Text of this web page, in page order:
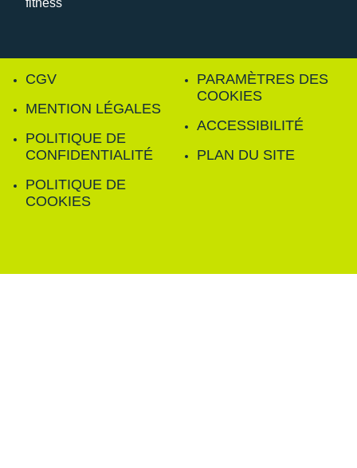
CGV
MENTION LÉGALES
POLITIQUE DE
CONFIDENTIALITÉ
POLITIQUE DE
COOKIES
PARAMÈTRES DES
COOKIES
ACCESSIBILITÉ
PLAN DU SITE